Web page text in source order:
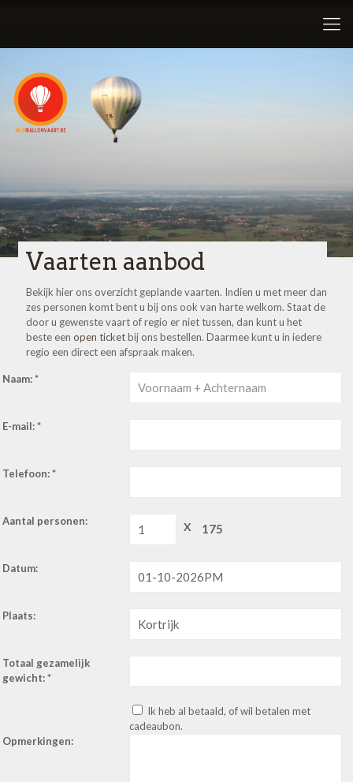
Vaarten aanbod
Bekijk hier ons overzicht geplande vaarten. Indien u met meer dan
zes personen komt bent u bij ons ook van harte welkom. Staat de
door u gewenste vaart of regio er niet tussen, dan kunt u het
beste een open ticketbij ons bestellen. Daarmee kunt u in iedere
regio een direct een afspraak maken.
Naam: *
E-mail: *
Telefoon: *
Aantal personen: X
Datum:
Plaats:
Totaal gezamelijk
gewicht: *
Ik heb al betaald, of wil betalen met
cadeaubon.
Opmerkingen: